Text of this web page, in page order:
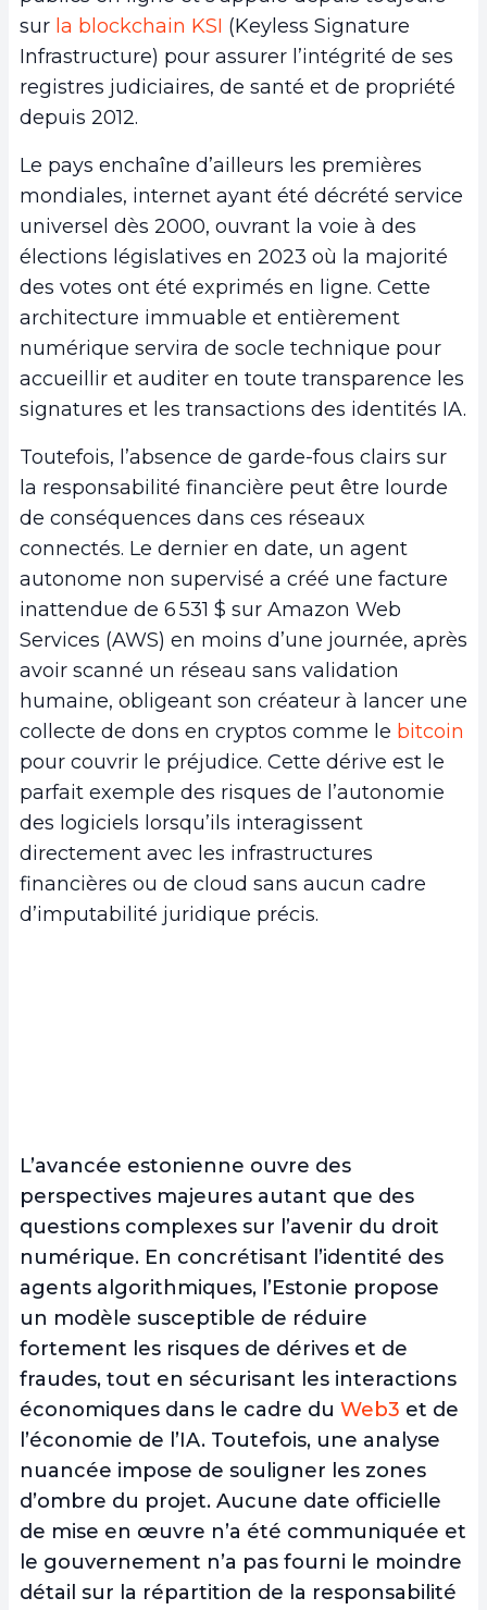
sur la blockchain KSI (Keyless Signature
Infrastructure) pour assurer l’intégrité de ses
registres judiciaires, de santé et de propriété
depuis 2012.
Le pays enchaîne d’ailleurs les premières
mondiales, internet ayant été décrété service
universel dès 2000, ouvrant la voie à des
élections législatives en 2023 où la majorité
des votes ont été exprimés en ligne. Cette
architecture immuable et entièrement
numérique servira de socle technique pour
accueillir et auditer en toute transparence les
signatures et les transactions des identités IA.
Toutefois, l’absence de garde-fous clairs sur
la responsabilité financière peut être lourde
de conséquences dans ces réseaux
connectés. Le dernier en date, un agent
autonome non supervisé a créé une facture
inattendue de 6 531 $ sur Amazon Web
Services (AWS) en moins d’une journée, après
avoir scanné un réseau sans validation
humaine, obligeant son créateur à lancer une
collecte de dons en cryptos comme le bitcoin
pour couvrir le préjudice. Cette dérive est le
parfait exemple des risques de l’autonomie
des logiciels lorsqu’ils interagissent
directement avec les infrastructures
financières ou de cloud sans aucun cadre
d’imputabilité juridique précis.
L’avancée estonienne ouvre des
perspectives majeures autant que des
questions complexes sur l’avenir du droit
numérique. En concrétisant l’identité des
agents algorithmiques, l’Estonie propose
un modèle susceptible de réduire
fortement les risques de dérives et de
fraudes, tout en sécurisant les interactions
économiques dans le cadre du Web3 et de
l’économie de l’IA. Toutefois, une analyse
nuancée impose de souligner les zones
d’ombre du projet. Aucune date officielle
de mise en œuvre n’a été communiquée et
le gouvernement n’a pas fourni le moindre
détail sur la répartition de la responsabilité